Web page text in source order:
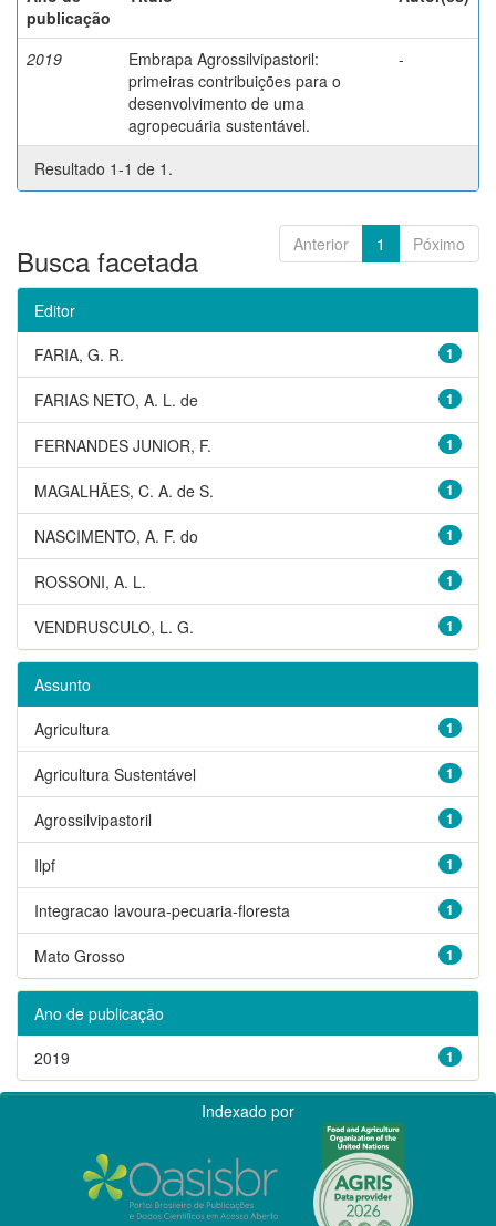
publicação
2019
Embrapa Agrossilvipastoril:
primeiras contribuições para o
desenvolvimento de uma
agropecuária sustentável.
-
Resultado 1-1 de 1.
Anterior 1 Póximo
Busca facetada
Editor
1
FARIA, G. R.
1
FARIAS NETO, A. L. de
1
FERNANDES JUNIOR, F.
1
MAGALHÃES, C. A. de S.
1
NASCIMENTO, A. F. do
1
ROSSONI, A. L.
1
VENDRUSCULO, L. G.
Assunto
1
Agricultura
1
Agricultura Sustentável
1
Agrossilvipastoril
1
Ilpf
1
Integracao lavoura-pecuaria-floresta
1
Mato Grosso
Ano de publicação
1
2019
Indexado por